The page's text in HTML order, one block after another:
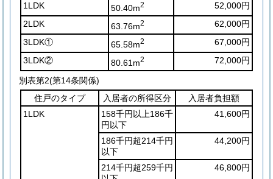
1LDK
50.40m2
52,000円
2LDK
63.76m2
62,000円
3LDK①
65.58m2
67,000円
3LDK②
80.61m2 72,000円
別表第2(第14条関係)
住戸のタイプ
入居者の所得区分
入居者負担額
1LDK
158千円以上186千
円以下
41,600円
186千円超214千円
以下
44,200円
214千円超259千円
46,800円